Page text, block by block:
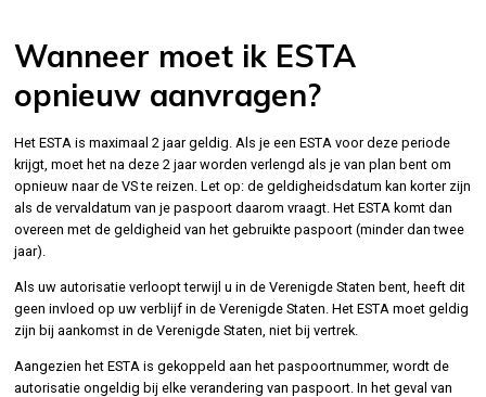
Wanneer moet ik ESTA
opnieuw aanvragen?
Het ESTA is maximaal 2 jaar geldig. Als je een ESTA voor deze periode
krijgt, moet het na deze 2 jaar worden verlengd als je van plan bent om
opnieuw naar de VS te reizen. Let op: de geldigheidsdatum kan korter zijn
als de vervaldatum van je paspoort daarom vraagt. Het ESTA komt dan
overeen met de geldigheid van het gebruikte paspoort (minder dan twee
jaar).
Als uw autorisatie verloopt terwijl u in de Verenigde Staten bent, heeft dit
geen invloed op uw verblijf in de Verenigde Staten. Het ESTA moet geldig
zijn bij aankomst in de Verenigde Staten, niet bij vertrek.
Aangezien het ESTA is gekoppeld aan het paspoortnummer, wordt de
autorisatie ongeldig bij elke verandering van paspoort. In het geval van